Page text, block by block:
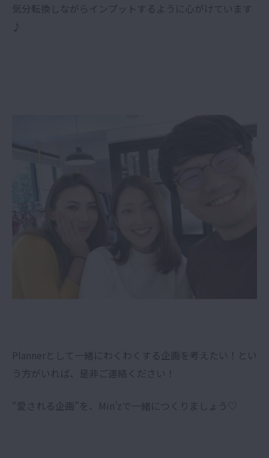
気分転換しながらインプットするように心がけています
♪
Plannerとして一緒にわくわくする企画を考えたい！とい
う方がいれば、是非ご連絡ください！
“愛される企画”を、Min’zで一緒につくりましょう♡